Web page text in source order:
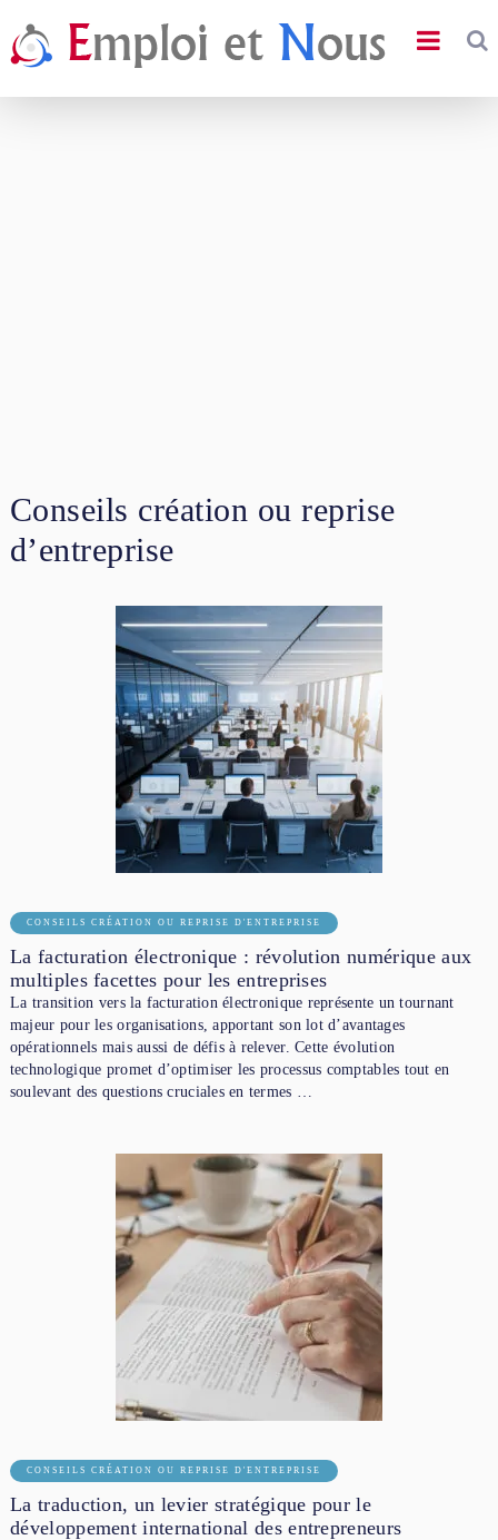
Conseils création ou reprise
d’entreprise
CONSEILS CRÉATION OU REPRISE D'ENTREPRISE
La facturation électronique : révolution numérique aux
multiples facettes pour les entreprises
La transition vers la facturation électronique représente un tournant
majeur pour les organisations, apportant son lot d’avantages
opérationnels mais aussi de défis à relever. Cette évolution
technologique promet d’optimiser les processus comptables tout en
soulevant des questions cruciales en termes …
CONSEILS CRÉATION OU REPRISE D'ENTREPRISE
La traduction, un levier stratégique pour le
développement international des entrepreneurs